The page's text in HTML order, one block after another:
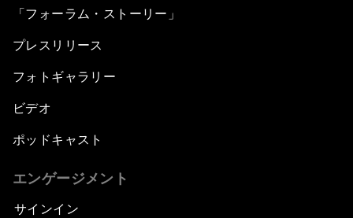
「フォーラム・ストーリー」
プレスリリース
フォトギャラリー
ビデオ
ポッドキャスト
エンゲージメント
サインイン